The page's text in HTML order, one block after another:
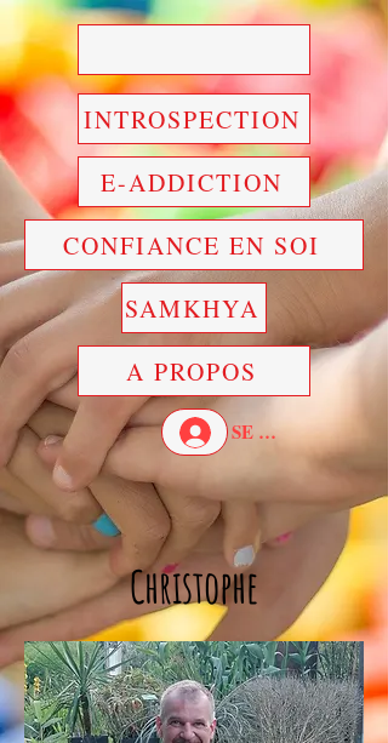
INTROSPECTION
E-ADDICTION
CONFIANCE EN SOI
SAMKHYA
A PROPOS
SE CONNECTER
Christophe